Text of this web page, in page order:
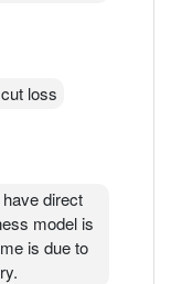
loss
direct
model is
is due to